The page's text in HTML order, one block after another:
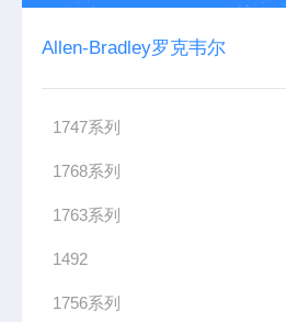
Allen-Bradley罗克韦尔
1747系列
1768系列
1763系列
1492
1756系列